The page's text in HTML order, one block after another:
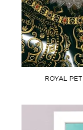
ROYAL